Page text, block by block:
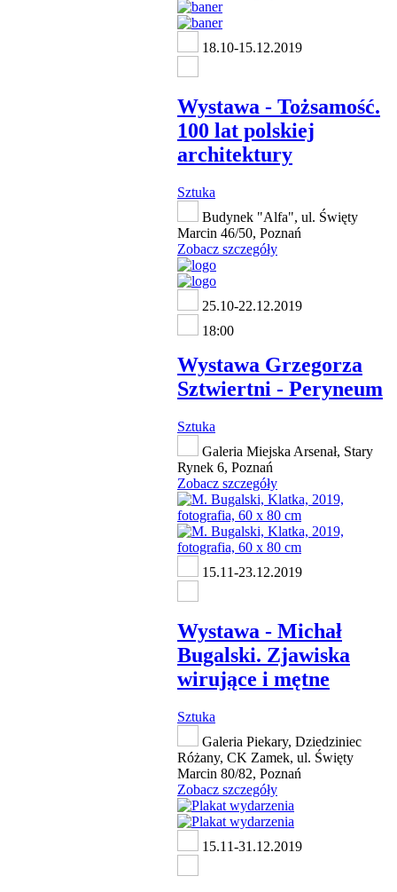
18.10-15.12.2019
Wystawa - Tożsamość.
100 lat polskiej
architektury
Sztuka
Budynek "Alfa", ul. Święty
Marcin 46/50, Poznań
Zobacz szczegóły
25.10-22.12.2019
18:00
Wystawa Grzegorza
Sztwiertni - Peryneum
Sztuka
Galeria Miejska Arsenał, Stary
Rynek 6, Poznań
Zobacz szczegóły
15.11-23.12.2019
Wystawa - Michał
Bugalski. Zjawiska
wirujące i mętne
Sztuka
Galeria Piekary, Dziedziniec
Różany, CK Zamek, ul. Święty
Marcin 80/82, Poznań
Zobacz szczegóły
15.11-31.12.2019